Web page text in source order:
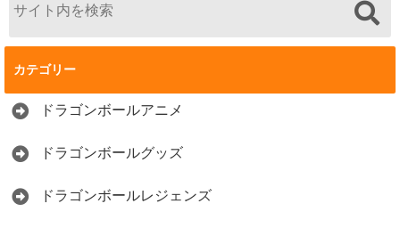
カテゴリー
ドラゴンボールアニメ
ドラゴンボールグッズ
ドラゴンボールレジェンズ